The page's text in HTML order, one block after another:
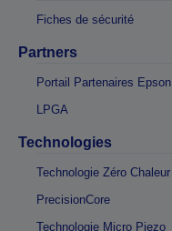
Fiches de sécurité
Partners
Portail Partenaires Epson
LPGA
Technologies
Technologie Zéro Chaleur
PrecisionCore
Technologie Micro Piezo